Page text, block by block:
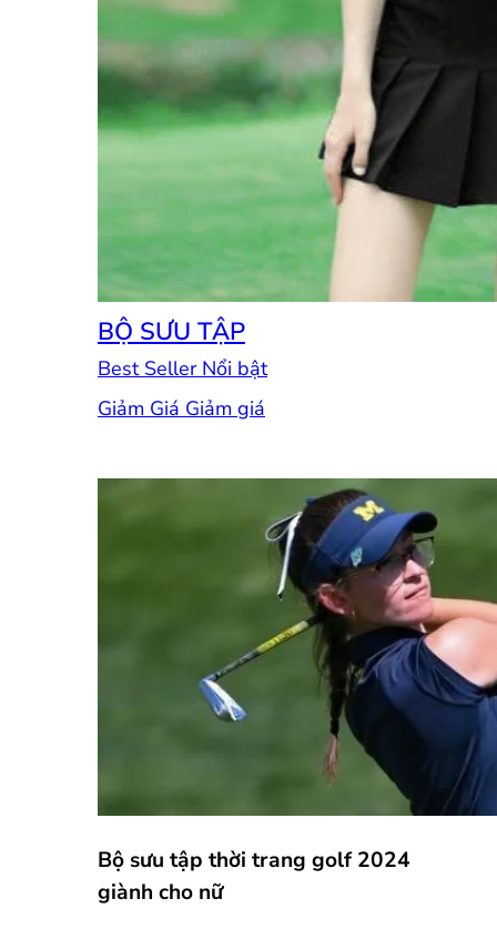
BỘ SƯU TẬP
Best Seller
Giảm Giá
Bộ sưu tập thời trang golf 2024
giành cho nữ